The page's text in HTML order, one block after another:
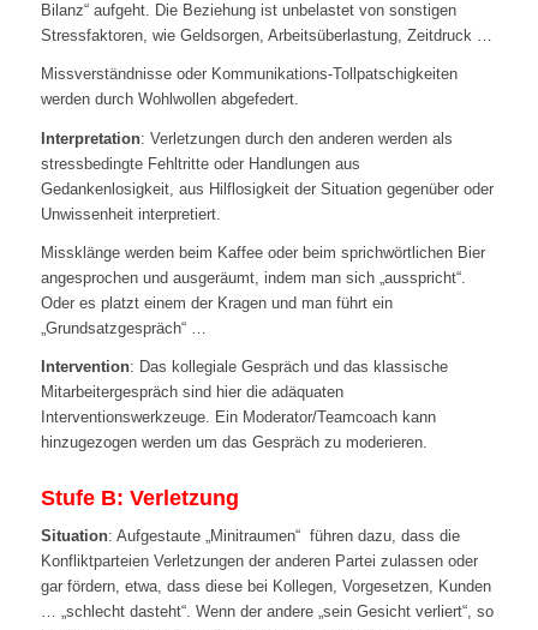
Bilanz“ aufgeht. Die Beziehung ist unbelastet von sonstigen
Stressfaktoren, wie Geldsorgen, Arbeitsüberlastung, Zeitdruck …
Missverständnisse oder Kommunikations-Tollpatschigkeiten
werden durch Wohlwollen abgefedert.
Interpretation: Verletzungen durch den anderen werden als
stressbedingte Fehltritte oder Handlungen aus
Gedankenlosigkeit, aus Hilflosigkeit der Situation gegenüber oder
Unwissenheit interpretiert.
Missklänge werden beim Kaffee oder beim sprichwörtlichen Bier
angesprochen und ausgeräumt, indem man sich „ausspricht“.
Oder es platzt einem der Kragen und man führt ein
„Grundsatzgespräch“ …
Intervention: Das kollegiale Gespräch und das klassische
Mitarbeitergespräch sind hier die adäquaten
Interventionswerkzeuge. Ein Moderator/Teamcoach kann
hinzugezogen werden um das Gespräch zu moderieren.
Stufe B: Verletzung
Situation: Aufgestaute „Minitraumen“ führen dazu, dass die
Konfliktparteien Verletzungen der anderen Partei zulassen oder
gar fördern, etwa, dass diese bei Kollegen, Vorgesetzen, Kunden
… „schlecht dasteht“. Wenn der andere „sein Gesicht verliert“, so